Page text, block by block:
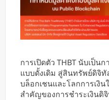
การเปิดตัว THBT นับเป็น
แบบดั้งเดิม สู่สินทรัพย์ดิจิ
บล็อกเชนและโลกการเงิ
สำคัญของการชำระเงินดิ